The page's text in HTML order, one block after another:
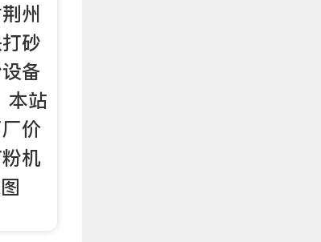
州
砂
备
本站
价
机